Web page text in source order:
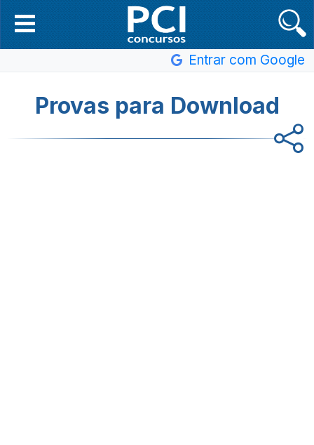
Entrar com Google
Provas para Download